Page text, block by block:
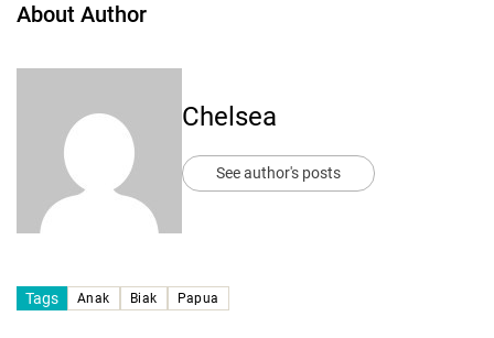
About Author
Chelsea
See author's posts
Tags Anak Biak Papua